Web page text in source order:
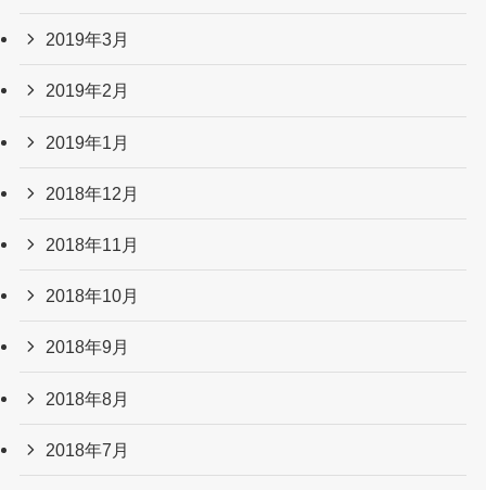
2019年3月
2019年2月
2019年1月
2018年12月
2018年11月
2018年10月
2018年9月
2018年8月
2018年7月